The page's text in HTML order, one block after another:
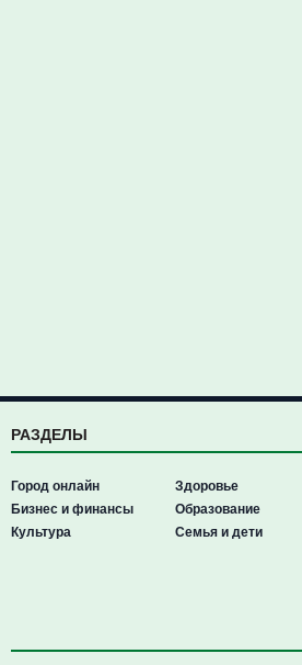
РАЗДЕЛЫ
Город онлайн
Бизнес и финансы
Культура
Здоровье
Образование
Семья и дети